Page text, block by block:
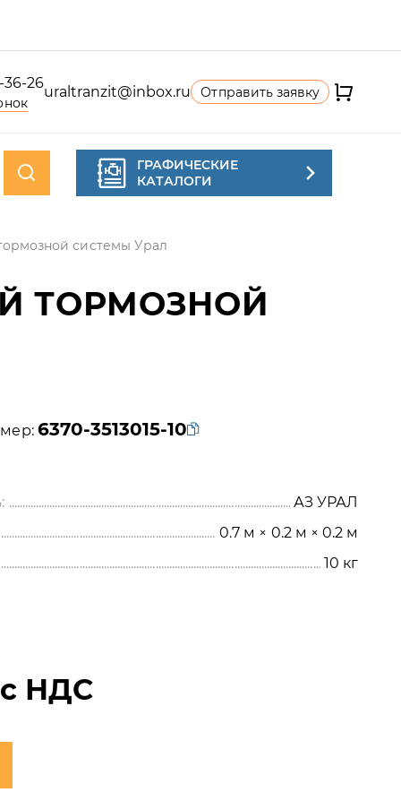
36-26
uraltranzit@inbox.ru Отправить заявку
ГРАФИЧЕСКИЕ
КАТАЛОГИ
системы Урал
ТОРМОЗНОЙ
6370-3513015-10
АЗ УРАЛ
0.7 м × 0.2 м × 0.2 м
10 кг
с НДС